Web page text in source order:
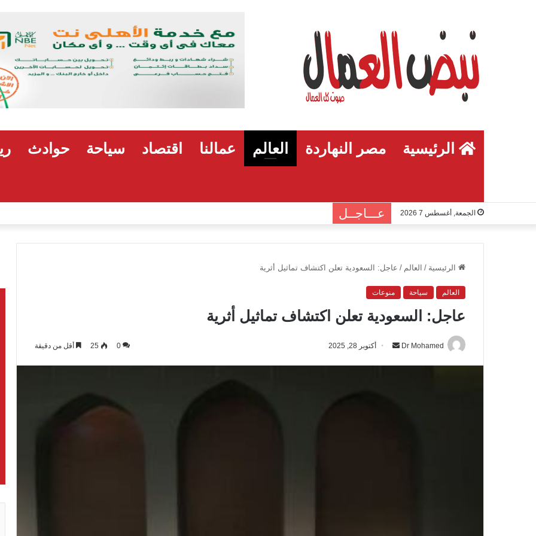
الرئيسية مصر النهاردة العالم عمالنا اقتصاد سياحة حوادث
الجمعة, أغسطس 7 2026 عـــاجــل
الرئيسية / العالم / عاجل: السعودية تعلن اكتشاف تماثيل أثرية
العالم سياحة منوعات
عاجل: السعودية تعلن اكتشاف تماثيل أثرية
Dr Mohamed أكتوبر 28, 2025 0
25 أقل من دقيقة